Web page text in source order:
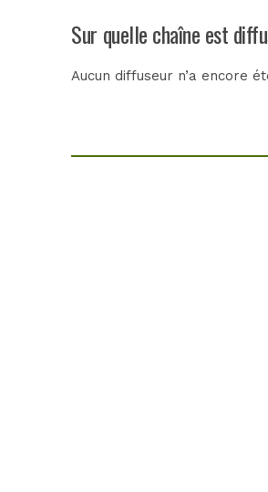
Sur quelle chaîne est
Aucun diffuseur n’a encore